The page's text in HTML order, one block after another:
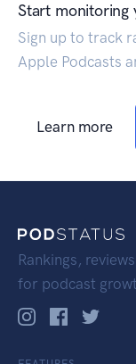
Start monitoring
Sign up to track
Apple Podcasts
Learn more
Rankings,
for podcast